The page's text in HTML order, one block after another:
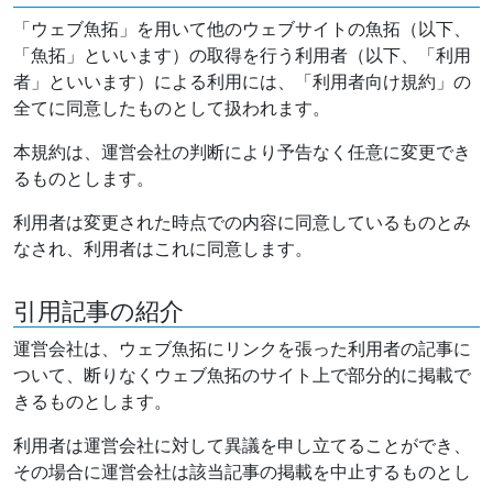
「ウェブ魚拓」を用いて他のウェブサイトの魚拓（以下、
「魚拓」といいます）の取得を行う利用者（以下、「利用
者」といいます）による利用には、「利用者向け規約」の
全てに同意したものとして扱われます。
本規約は、運営会社の判断により予告なく任意に変更でき
るものとします。
利用者は変更された時点での内容に同意しているものとみ
なされ、利用者はこれに同意します。
引用記事の紹介
運営会社は、ウェブ魚拓にリンクを張った利用者の記事に
ついて、断りなくウェブ魚拓のサイト上で部分的に掲載で
きるものとします。
利用者は運営会社に対して異議を申し立てることができ、
その場合に運営会社は該当記事の掲載を中止するものとし